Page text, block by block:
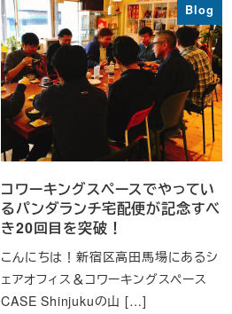
Blog
コワーキングスペースでやってい
るパンダランチ宅配便が記念すべ
き20回目を突破！
こんにちは！新宿区高田馬場にあるシ
ェアオフィス＆コワーキングスペース
CASE Shinjukuの山 […]